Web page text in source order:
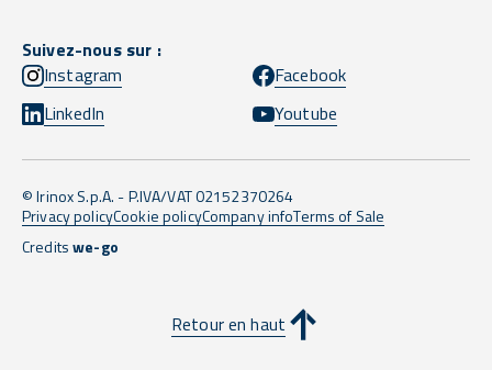
Suivez-nous sur :
Instagram
Facebook
LinkedIn
Youtube
© Irinox S.p.A. - P.IVA/VAT 02152370264
Privacy policyCookie policyCompany infoTerms of Sale
Creditswe-go
Retour en haut